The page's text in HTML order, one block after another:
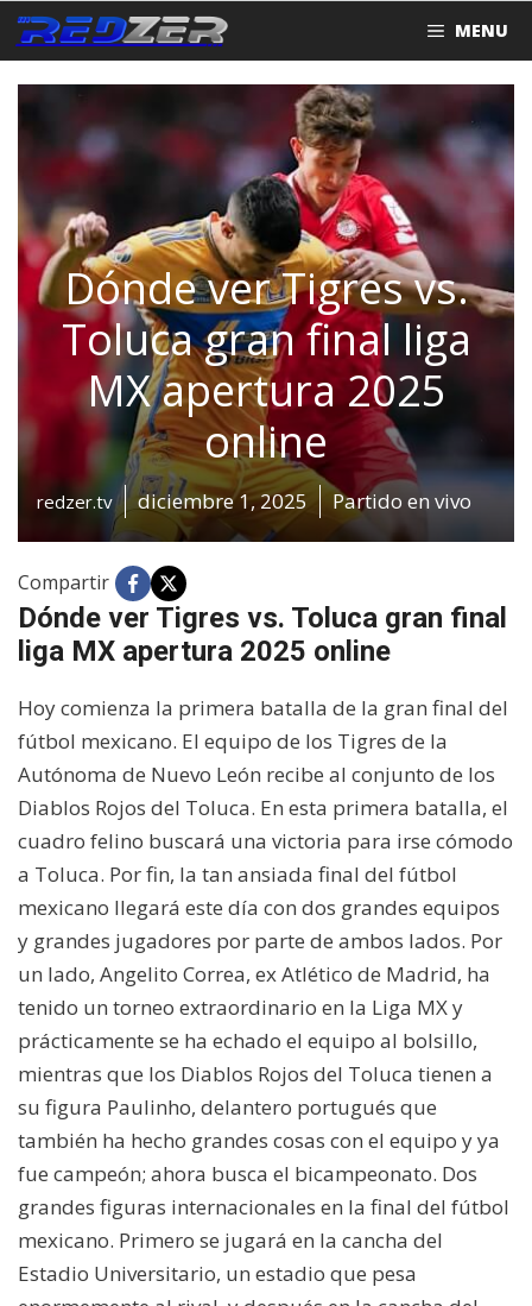
Saltar
al
contenido
MENU
Dónde ver Tigres vs.
Toluca gran final liga
MX apertura 2025
online
redzer.tv diciembre 1, 2025 Partido en vivo
Compartir
Dónde ver Tigres vs. Toluca gran final
liga MX apertura 2025 online
Hoy comienza la primera batalla de la gran final del
fútbol mexicano. El equipo de los Tigres de la
Autónoma de Nuevo León recibe al conjunto de los
Diablos Rojos del Toluca. En esta primera batalla, el
cuadro felino buscará una victoria para irse cómodo
a Toluca. Por fin, la tan ansiada final del fútbol
mexicano llegará este día con dos grandes equipos
y grandes jugadores por parte de ambos lados. Por
un lado, Angelito Correa, ex Atlético de Madrid, ha
tenido un torneo extraordinario en la Liga MX y
prácticamente se ha echado el equipo al bolsillo,
mientras que los Diablos Rojos del Toluca tienen a
su figura Paulinho, delantero portugués que
también ha hecho grandes cosas con el equipo y ya
fue campeón; ahora busca el bicampeonato. Dos
grandes figuras internacionales en la final del fútbol
mexicano. Primero se jugará en la cancha del
Estadio Universitario, un estadio que pesa